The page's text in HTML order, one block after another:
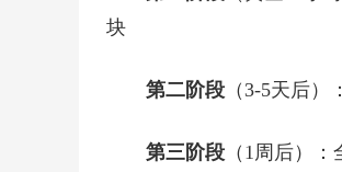
块
第二阶段 （3-5天后
第三阶段 （1周后）